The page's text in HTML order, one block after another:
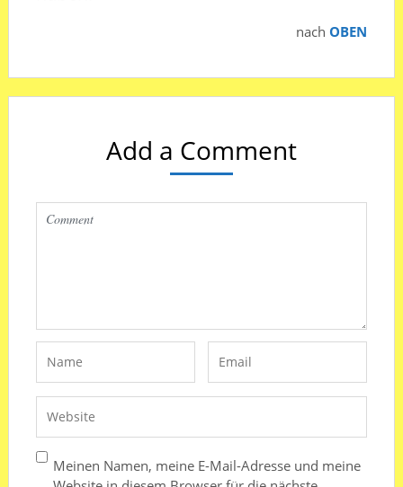
nachOBEN
Add a Comment
Meinen Namen, meine E-Mail-Adresse und meine